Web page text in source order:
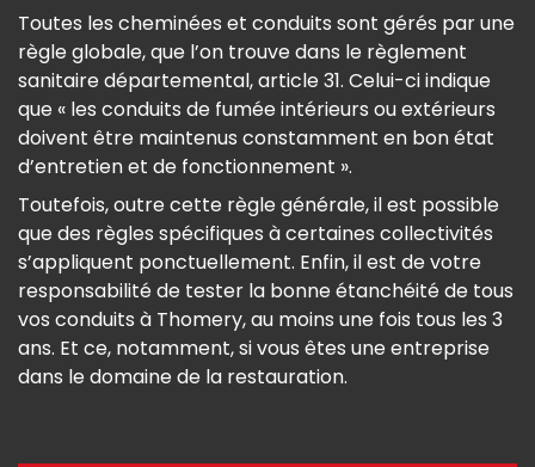
Toutes les cheminées et conduits sont gérés par une
règle globale, que l’on trouve dans le règlement
sanitaire départemental, article 31. Celui-ci indique
que « les conduits de fumée intérieurs ou extérieurs
doivent être maintenus constamment en bon état
d’entretien et de fonctionnement ».
Toutefois, outre cette règle générale, il est possible
que des règles spécifiques à certaines collectivités
s’appliquent ponctuellement. Enfin, il est de votre
responsabilité de tester la bonne étanchéité de tous
vos conduits à Thomery, au moins une fois tous les 3
ans. Et ce, notamment, si vous êtes une entreprise
dans le domaine de la restauration.